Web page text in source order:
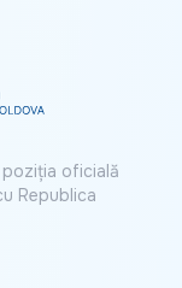
oficială
Republica